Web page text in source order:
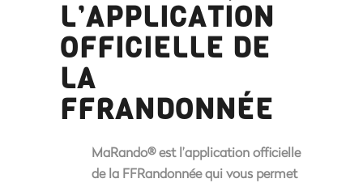
L’APPLICATION
OFFICIELLE DE
LA
FFRANDONNÉE
MaRando® est l’application officielle
de la FFRandonnée qui vous permet